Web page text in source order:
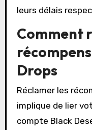
leurs délais
Comment
Drops
Réclamer les
implique de lier
compte Black